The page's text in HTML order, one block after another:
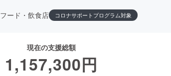
フード・飲食店 コロナサポートプログラム対象
現在の支援総額
1,157,300円